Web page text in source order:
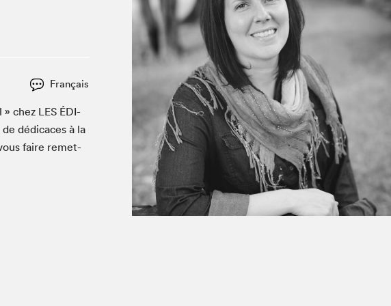
À propos du Salon
Liste des exposant·e·s
Liste des auteur·rice·s
Français
» chez LES ÉDI­
dédi­caces à la
faire remet­